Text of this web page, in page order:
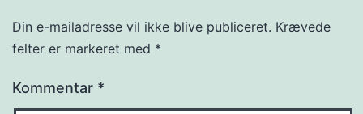
Din e-mailadresse vil ikke blive publiceret. Krævede
felter er markeret med *
Kommentar *